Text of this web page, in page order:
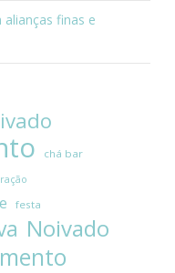
finas e
chá bar
festa
Noivado